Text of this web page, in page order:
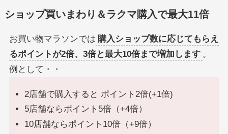
ショップ買いまわり＆ラクマ購入で最大11倍
お買い物マラソンでは 購入ショップ数に応じてもらえ
るポイントが2倍、3倍と最大10倍まで増加します 。
例として・・
2店舗で購入すると ポイント2倍(+1倍)
5店舗ならポイント5倍（+4倍）
10店舗ならポイント10倍（+9倍）